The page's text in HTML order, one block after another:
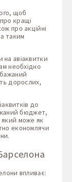
щоб
кращі
про акційні
таким
на авіаквитки
необхідно
дорослих,
до
бюджет,
який може як
економлячи
впливає: